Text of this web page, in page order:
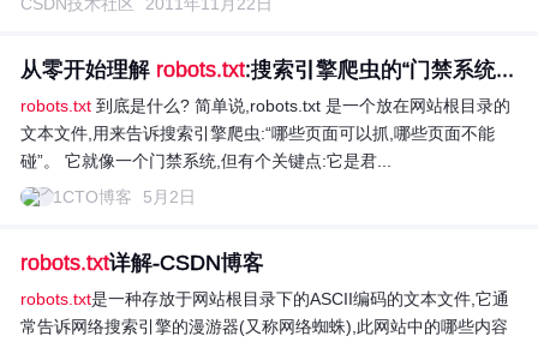
从零开始理解 robots.txt:搜索引擎爬虫的“门禁系统...
robots.txt 到底是什么? 简单说,robots.txt 是一个放在网站根目录的
文本文件,用来告诉搜索引擎爬虫:“哪些页面可以抓,哪些页面不能
碰”。 它就像一个门禁系统,但有个关键点:它是君...
51CTO博客
5月2日
robots.txt详解-CSDN博客
robots.txt是一种存放于网站根目录下的ASCII编码的文本文件,它通
常告诉网络搜索引擎的漫游器(又称网络蜘蛛),此网站中的哪些内容